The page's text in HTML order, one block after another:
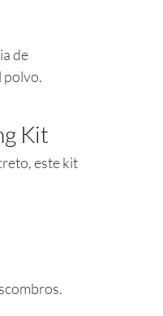
de
polvo.
Kit
este kit